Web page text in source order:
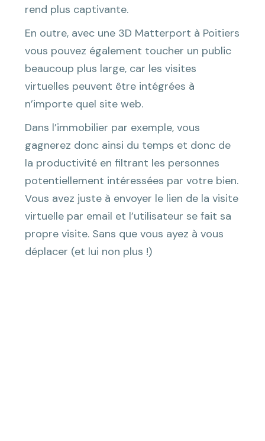
rend plus captivante.
En outre, avec une 3D Matterport à Poitiers
vous pouvez également toucher un public
beaucoup plus large, car les visites
virtuelles peuvent être intégrées à
n’importe quel site web.
Dans l’immobilier par exemple, vous
gagnerez donc ainsi du temps et donc de
la productivité en filtrant les personnes
potentiellement intéressées par votre bien.
Vous avez juste à envoyer le lien de la visite
virtuelle par email et l’utilisateur se fait sa
propre visite. Sans que vous ayez à vous
déplacer (et lui non plus !)